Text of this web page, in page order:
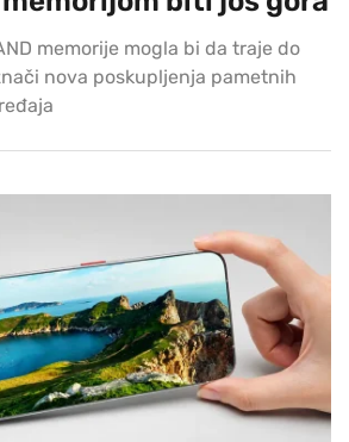
memorije mogla bi da traje do
nova poskupljenja pametnih